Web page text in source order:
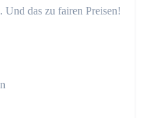
Und das zu fairen Preisen!